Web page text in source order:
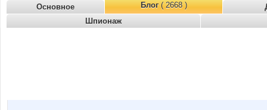
Основное Блог( 2668 )
Шпионаж